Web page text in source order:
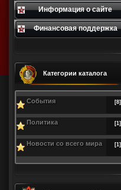
Информация о сайте
Финансовая поддержка
Категории каталога
События [8]
Политика [1]
Новости со всего мира [1]